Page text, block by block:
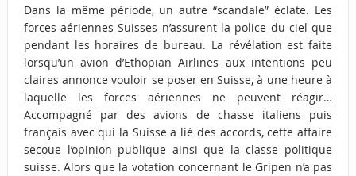
Dans la même période, un autre “scandale” éclate. Les
forces aériennes Suisses n’assurent la police du ciel que
pendant les horaires de bureau. La révélation est faite
lorsqu’un avion d’Ethopian Airlines aux intentions peu
claires annonce vouloir se poser en Suisse, à une heure à
laquelle les forces aériennes ne peuvent réagir…
Accompagné par des avions de chasse italiens puis
français avec qui la Suisse a lié des accords, cette affaire
secoue l’opinion publique ainsi que la classe politique
suisse. Alors que la votation concernant le Gripen n’a pas